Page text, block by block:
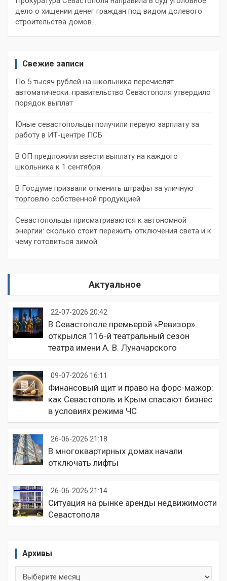
дело о хищении денег граждан под видом долевого
строительства домов…
Свежие записи
По 5 тысяч рублей на школьника перечислят
автоматически: правительство Севастополя утвердило
порядок выплат
Юные севастопольцы получили первую зарплату за
работу в ИТ-центре ПСБ
В ОП предложили ввести выплату на каждого
школьника к 1 сентября
В Госдуме призвали отменить штрафы за уличную
торговлю собственной продукцией
Севастопольцы присматриваются к автономной
энергии: сколько стоит пережить отключения света и к
чему готовиться зимой
Актуальное
22-07-2026 20:42
В Севастополе премьерой «Ревизор»
открылся 116-й театральный сезон
театра имени А. В. Луначарского
09-07-2026 16:11
Финансовый щит и право на форс-мажор:
как Севастополь и Крым спасают бизнес
в условиях режима ЧС
26-06-2026 21:18
В многоквартирных домах начали
отключать лифты
26-06-2026 21:14
Ситуация на рынке аренды недвижимости
Севастополя
Архивы